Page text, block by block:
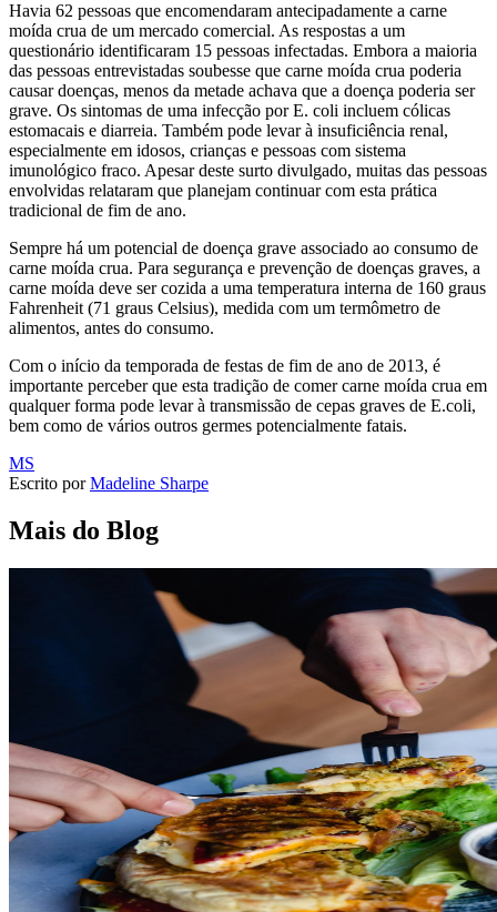
Havia 62 pessoas que encomendaram antecipadamente a carne
moída crua de um mercado comercial. As respostas a um
questionário identificaram 15 pessoas infectadas. Embora a maioria
das pessoas entrevistadas soubesse que carne moída crua poderia
causar doenças, menos da metade achava que a doença poderia ser
grave. Os sintomas de uma infecção por E. coli incluem cólicas
estomacais e diarreia. Também pode levar à insuficiência renal,
especialmente em idosos, crianças e pessoas com sistema
imunológico fraco. Apesar deste surto divulgado, muitas das pessoas
envolvidas relataram que planejam continuar com esta prática
tradicional de fim de ano.
Sempre há um potencial de doença grave associado ao consumo de
carne moída crua. Para segurança e prevenção de doenças graves, a
carne moída deve ser cozida a uma temperatura interna de 160 graus
Fahrenheit (71 graus Celsius), medida com um termômetro de
alimentos, antes do consumo.
Com o início da temporada de festas de fim de ano de 2013, é
importante perceber que esta tradição de comer carne moída crua em
qualquer forma pode levar à transmissão de cepas graves de E.coli,
bem como de vários outros germes potencialmente fatais.
MS
Escrito por Madeline Sharpe
Mais do Blog